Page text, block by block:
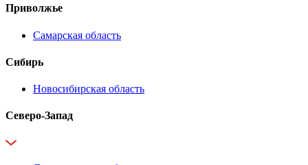
Приволжье
Самарская область
Сибирь
Новосибирская область
Северо-Запад